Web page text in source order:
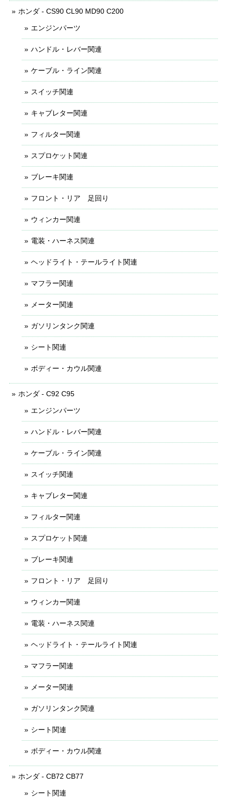
ホンダ - CS90 CL90 MD90 C200
エンジンパーツ
ハンドル・レバー関連
ケーブル・ライン関連
スイッチ関連
キャブレター関連
フィルター関連
スプロケット関連
ブレーキ関連
フロント・リア 足回り
ウィンカー関連
電装・ハーネス関連
ヘッドライト・テールライト関連
マフラー関連
メーター関連
ガソリンタンク関連
シート関連
ボディー・カウル関連
ホンダ - C92 C95
エンジンパーツ
ハンドル・レバー関連
ケーブル・ライン関連
スイッチ関連
キャブレター関連
フィルター関連
スプロケット関連
ブレーキ関連
フロント・リア 足回り
ウィンカー関連
電装・ハーネス関連
ヘッドライト・テールライト関連
マフラー関連
メーター関連
ガソリンタンク関連
シート関連
ボディー・カウル関連
ホンダ - CB72 CB77
シート関連